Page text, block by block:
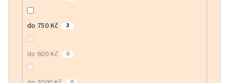
do 750 Kč 3
do 600 Kč 0